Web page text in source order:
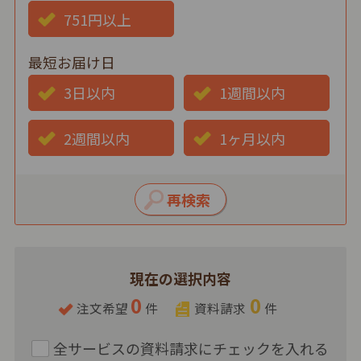
現在の選択内容
注文希望 0 件 資料請求 0 件
751円以上
最短お届け日
3日以内
1週間以内
2週間以内 1ヶ月以内